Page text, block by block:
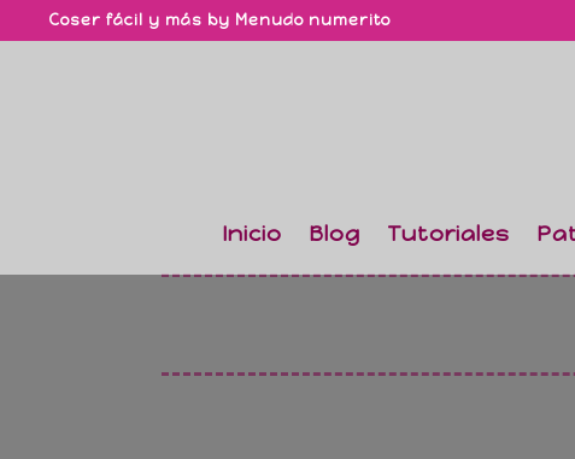
Coser fácil y más by Menudo numerito
Inicio Blog Tutoriales